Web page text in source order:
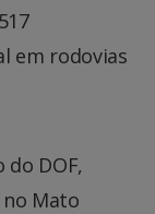
em rodovias
DOF,
Mato